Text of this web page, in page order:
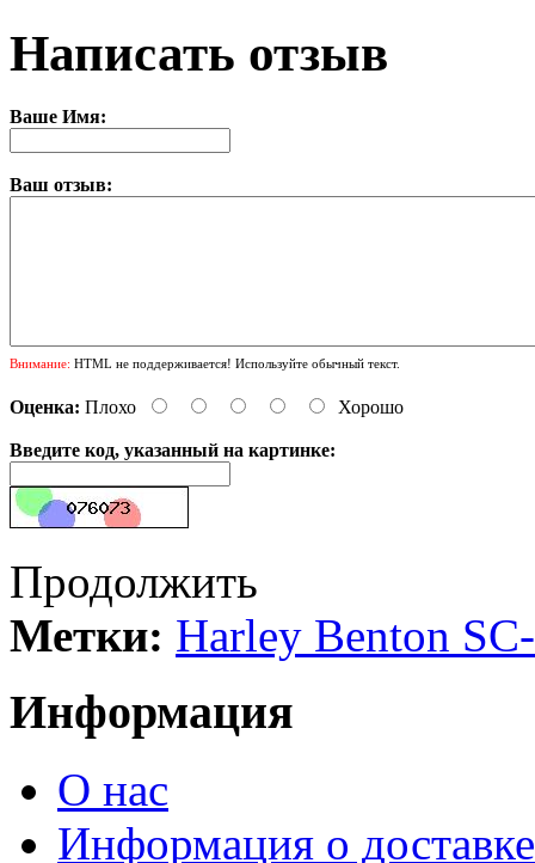
Написать отзыв
Ваше Имя:
Ваш отзыв:
Внимание: HTML не поддерживается! Используйте обычный текст.
Оценка: Плохо Хорошо
Введите код, указанный на картинке:
Продолжить
Метки: Harley Benton
Информация
О нас
Информация о доставке